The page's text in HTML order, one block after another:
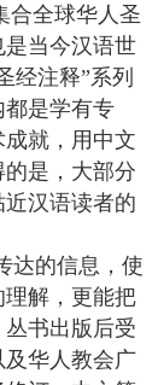
合全球华人圣
当今汉语世
经注释”系列
是学有专
就，用中文
是，大部分
汉语读者的
达的信息，使
解，更能把
丛书出版后受
华人教会广